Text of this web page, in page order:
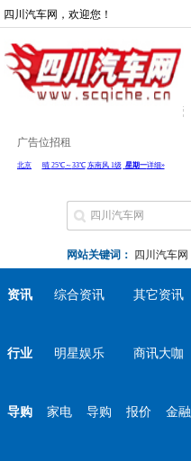
四川汽车网，欢迎您！
广告位招租
网站关键词： 四川汽车网
资讯 综合资讯 其它资讯
行业 明星娱乐 商讯大咖
导购 家电 导购 报价 金融